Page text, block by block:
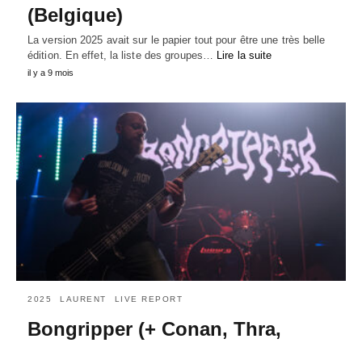
(Belgique)
La version 2025 avait sur le papier tout pour être une très belle
édition. En effet, la liste des groupes… Lire la suite
il y a 9 mois
2025 LAURENT LIVE REPORT
Bongripper (+ Conan, Thra,